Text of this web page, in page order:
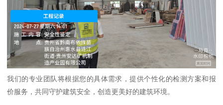
我们的专业团队将根据您的具体需求，提供个性化的检测方案和报
价服务，共同守护建筑安全，创造更美好的建筑环境。